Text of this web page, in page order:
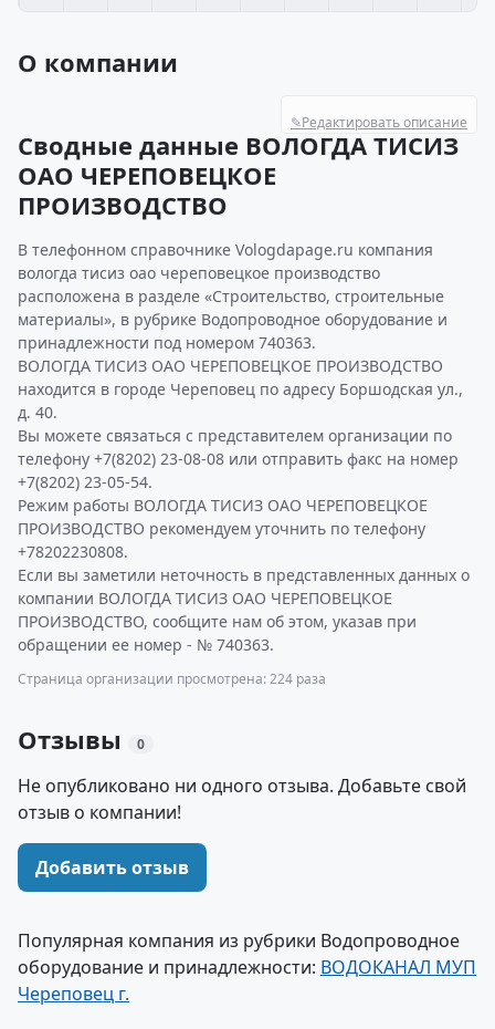
О компании
✎Редактировать описание
Сводные данные ВОЛОГДА ТИСИЗ
ОАО ЧЕРЕПОВЕЦКОЕ
ПРОИЗВОДСТВО
В телефонном справочнике Vologdapage.ru компания
вологда тисиз оао череповецкое производство
расположена в разделе «Строительство, строительные
материалы», в рубрике Водопроводное оборудование и
принадлежности под номером 740363.
ВОЛОГДА ТИСИЗ ОАО ЧЕРЕПОВЕЦКОЕ ПРОИЗВОДСТВО
находится в городе Череповец по адресу Боршодская ул.,
д. 40.
Вы можете связаться с представителем организации по
телефону +7(8202) 23-08-08 или отправить факс на номер
+7(8202) 23-05-54.
Режим работы ВОЛОГДА ТИСИЗ ОАО ЧЕРЕПОВЕЦКОЕ
ПРОИЗВОДСТВО рекомендуем уточнить по телефону
+78202230808.
Если вы заметили неточность в представленных данных о
компании ВОЛОГДА ТИСИЗ ОАО ЧЕРЕПОВЕЦКОЕ
ПРОИЗВОДСТВО, сообщите нам об этом, указав при
обращении ее номер - № 740363.
Страница организации просмотрена: 224 раза
Отзывы 0
Не опубликовано ни одного отзыва. Добавьте свой
отзыв о компании!
Добавить отзыв
Популярная компания из рубрики Водопроводное
оборудование и принадлежности: ВОДОКАНАЛ МУП
Череповец г.